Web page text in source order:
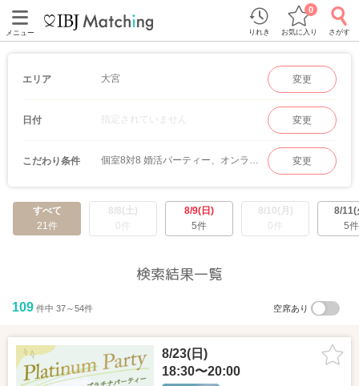
メニュー りれき お気に入り
0
さがす
エリア 大宮 変更
日付 指定されていません 変更
こだわり条件 個室8対8 婚活パーティー、オンラインマッチング 変更
すべて
21件
8/8(土)
0件
8/9(日)
5件
8/10(月)
0件
8/11(
5件
検索結果一覧
109 件中 37～54件 空席あり
8/23(日)
18:30〜20:00